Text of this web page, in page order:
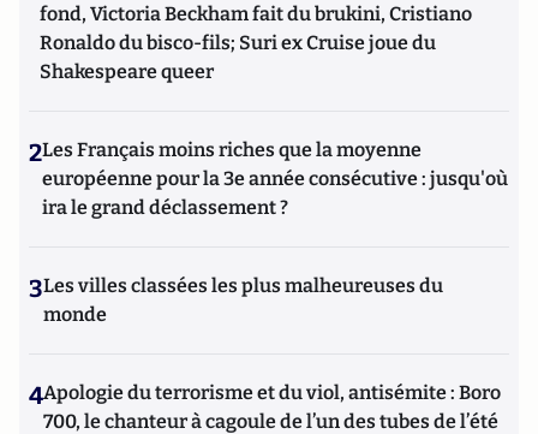
fond, Victoria Beckham fait du brukini, Cristiano
Ronaldo du bisco-fils; Suri ex Cruise joue du
Shakespeare queer
2Les Français moins riches que la moyenne
européenne pour la 3e année consécutive : jusqu'où
ira le grand déclassement ?
3Les villes classées les plus malheureuses du
monde
4Apologie du terrorisme et du viol, antisémite : Boro
700, le chanteur à cagoule de l’un des tubes de l’été